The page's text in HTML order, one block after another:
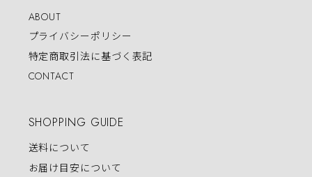
ABOUT
プライバシーポリシー
特定商取引法に基づく表記
CONTACT
SHOPPING GUIDE
送料について
お届け目安について